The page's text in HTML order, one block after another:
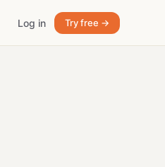
Log in Try free →